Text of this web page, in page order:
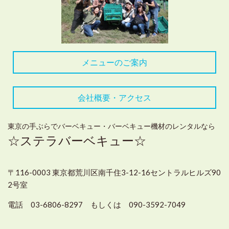
メニューのご案内
会社概要・アクセス
東京の手ぶらでバーベキュー・バーベキュー機材のレンタルなら
☆ステラバーベキュー☆
〒116-0003 東京都荒川区南千住3-12-16セントラルヒルズ90
2号室
電話 03-6806-8297 もしくは 090-3592-7049